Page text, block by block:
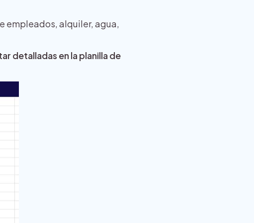
empleados, alquiler, agua,
detalladas en la planilla de